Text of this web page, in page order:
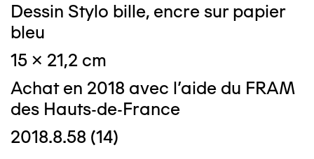
Dessin Stylo bille, encre sur papier
bleu
15 x 21,2 cm
Achat en 2018 avec l'aide du FRAM
des Hauts-de-France
2018.8.58 (14)